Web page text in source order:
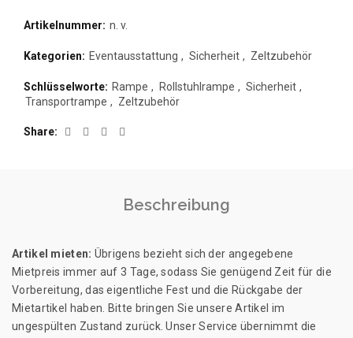
Artikelnummer: n. v.
Kategorien: Eventausstattung , Sicherheit , Zeltzubehör
Schlüsselworte: Rampe , Rollstuhlrampe , Sicherheit ,
Transportrampe , Zeltzubehör
Share
Beschreibung
Artikel mieten: Übrigens bezieht sich der angegebene
Mietpreis immer auf 3 Tage, sodass Sie genügend Zeit für die
Vorbereitung, das eigentliche Fest und die Rückgabe der
Mietartikel haben. Bitte bringen Sie unsere Artikel im
ungespülten Zustand zurück. Unser Service übernimmt die